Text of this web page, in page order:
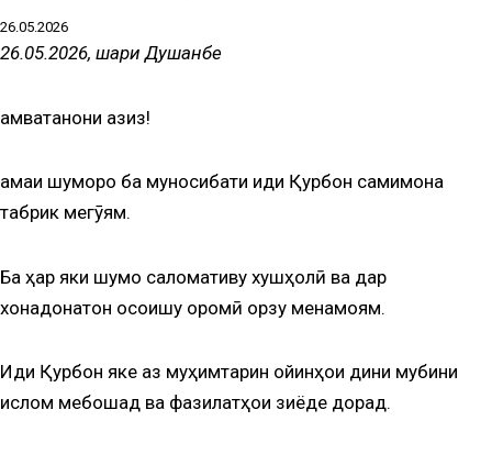
26.05.2026
26.05.2026, шаҳри Душанбе
Ҳамватанони азиз!
Ҳамаи шуморо ба муносибати иди Қурбон самимона
табрик мегӯям.
Ба ҳар яки шумо саломативу хушҳолӣ ва дар
хонадонатон осоишу оромӣ орзу менамоям.
Иди Қурбон яке аз муҳимтарин ойинҳои дини мубини
ислом мебошад ва фазилатҳои зиёде дорад.